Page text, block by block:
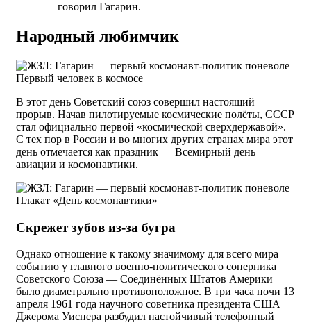
— говорил Гагарин.
Народный любимчик
Первый человек в космосе
В этот день Советский союз совершил настоящий
прорыв. Начав пилотируемые космические полёты, СССР
стал официально первой «космической сверхдержавой».
С тех пор в России и во многих других странах мира этот
день отмечается как праздник — Всемирный день
авиации и космонавтики.
Плакат «День космонавтики»
Скрежет зубов из-за бугра
Однако отношение к такому значимому для всего мира
событию у главного военно-политического соперника
Советского Союза — Соединённых Штатов Америки
было диаметрально противоположное. В три часа ночи 13
апреля 1961 года научного советника президента США
Джерома Уиснера разбудил настойчивый телефонный